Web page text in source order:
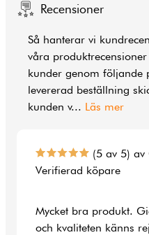
Recensioner
Så hanterar vi
våra
kunder genom följande
levererad beställning
kunden v... Läs mer
(5 av 5) av
Verifierad köpare
Mycket bra produkt.
och kvaliteten känns